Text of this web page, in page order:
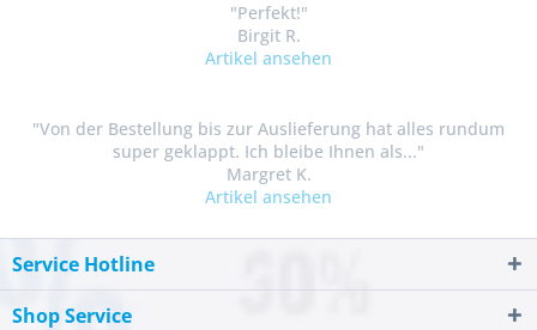
"Perfekt!"
Birgit R.
Artikel ansehen
"Von der Bestellung bis zur Auslieferung hat alles rundum
super geklappt. Ich bleibe Ihnen als..."
Margret K.
Artikel ansehen
Service Hotline
Shop Service